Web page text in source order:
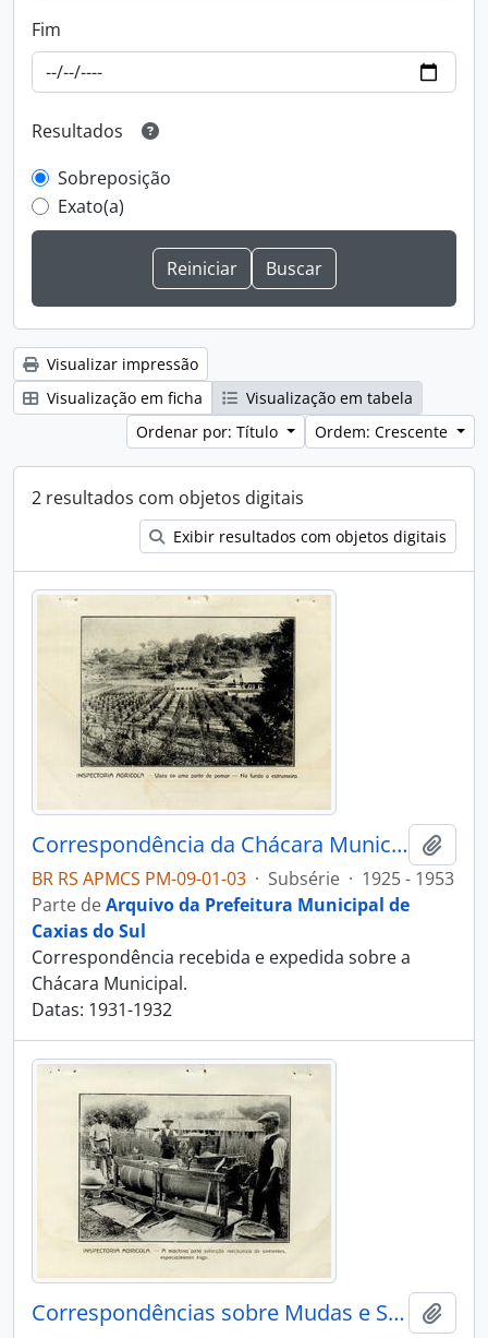
Fim
Resultados
Sobreposição
Exato(a)
Visualizar impressão
Visualização em ficha
Visualização em tabela
Ordenar por: Título
Ordem: Crescente
2 resultados com objetos digitais
Exibir resultados com objetos digitais
Correspondência da Chácara Municipal
BR RS APMCS PM-09-01-03 · Subsérie · 1925 - 1953
Parte deArquivo da Prefeitura Municipal de
Caxias do Sul
Correspondência recebida e expedida sobre a
Chácara Municipal.
Datas: 1931-1932
Correspondências sobre Mudas e Sementes